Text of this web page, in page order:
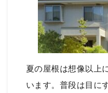
夏の屋根は想像以上
います。普段は目に